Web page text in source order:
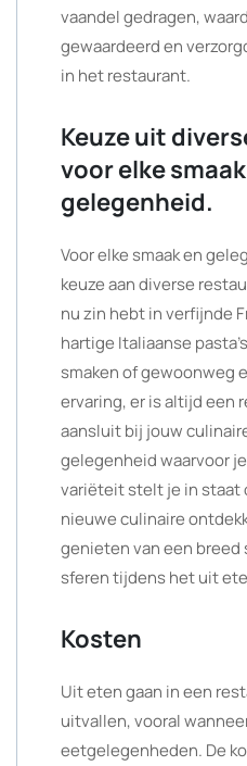
vaandel gedragen,
gewaardeerd en
in het restaurant.
Keuze uit
voor elke
gelegenheid.
Voor elke smaak en
keuze aan diverse
nu zin hebt in verfijnde
hartige Italiaanse
smaken of gewoonweg
ervaring, er is altijd een
aansluit bij jouw
gelegenheid waarvoor
variëteit stelt je in staat
nieuwe culinaire
genieten van een breed
sferen tijdens het uit
Kosten
Uit eten gaan in een
uitvallen, vooral
eetgelegenheden. De